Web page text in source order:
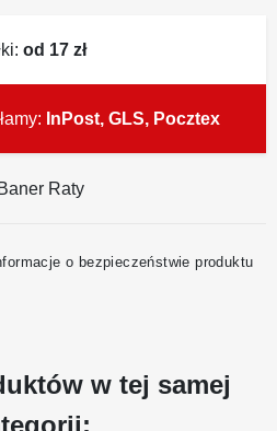
od 17 zł
InPost, GLS, Pocztex
o bezpieczeństwie produktu
w tej samej